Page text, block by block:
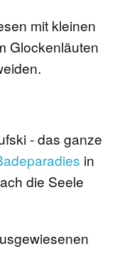
mit kleinen
Glockenläuten
- das ganze
in
die Seele